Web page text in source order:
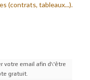
(contrats, tableaux...).
votre email afin d\'être
gratuit.